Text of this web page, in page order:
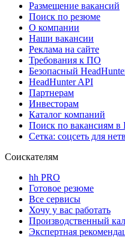
Размещение вакансий
Поиск по резюме
О компании
Наши вакансии
Реклама на сайте
Требования к ПО
Безопасный
HeadHunter API
Партнерам
Инвесторам
Каталог компаний
Поиск по вакансиям в
Сетка: соцсеть для
Соискателям
hh PRO
Готовое резюме
Все сервисы
Хочу у вас работать
Производственный
Экспертная